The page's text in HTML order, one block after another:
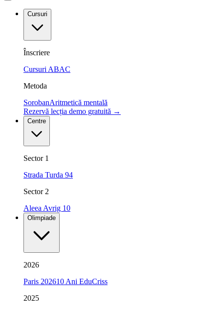
Cursuri
Înscriere
Cursuri ABAC
Metoda
SorobanAritmetică mentală
Rezervă lecția demo gratuită →
Centre
Sector 1
Strada Turda 94
Sector 2
Aleea Avrig 10
Olimpiade
2026
Paris 202610 Ani EduCriss
2025